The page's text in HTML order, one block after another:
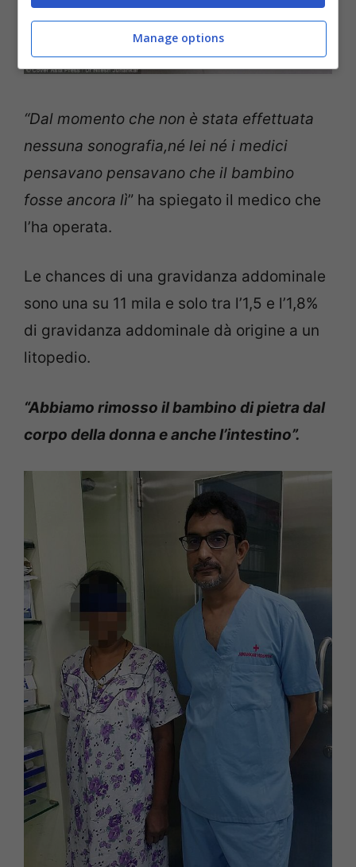
“Dal momento che non è stata effettuata
nessuna sonografia,né lei né i medici
pensavano pensavano che il bambino
fosse ancora lì” ha spiegato il medico che
l’ha operata.
Le chances di una gravidanza addominale
sono una su 11 mila e solo tra l’1,5 e l’1,8%
di gravidanza addominale dà origine a un
litopedio.
“Abbiamo rimosso il bambino di pietra dal
corpo della donna e anche l’intestino”.
Manage options